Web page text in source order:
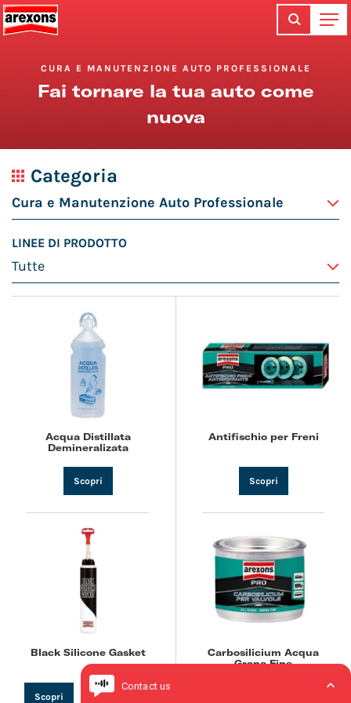
CURA E MANUTENZIONE AUTO PROFESSIONALE
Fai tornare la tua auto come
nuova
Categoria
LINEE DI PRODOTTO
Acqua Distillata
Demineralizata
Scopri
Antifischio per Freni
Scopri
Black Silicone Gasket
Scopri +
Carbosilicium Acqua
Grana Fine